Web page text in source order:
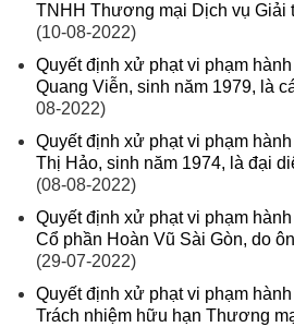
TNHH Thương mại Dịch vụ Giải
(10-08-2022)
Quyết định xử phạt vi phạm
Quang Viễn, sinh năm 1979, là
08-2022)
Quyết định xử phạt vi phạm
Thị Hảo, sinh năm 1974, là đại
(08-08-2022)
Quyết định xử phạt vi phạm
Cổ phần Hoàn Vũ Sài Gòn, do
(29-07-2022)
Quyết định xử phạt vi phạm
Trách nhiệm hữu hạn Thương